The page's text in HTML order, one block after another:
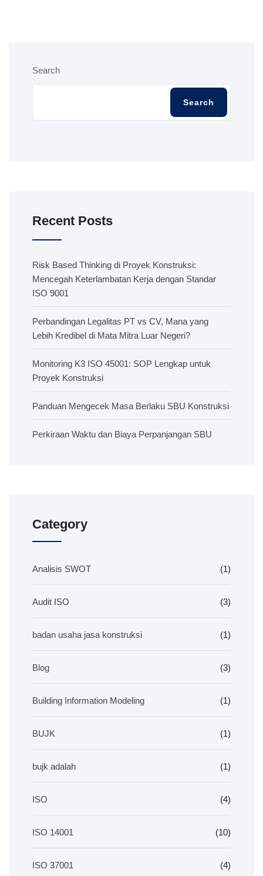
Search
Search
Recent Posts
Risk Based Thinking di Proyek Konstruksi:
Mencegah Keterlambatan Kerja dengan Standar
ISO 9001
Perbandingan Legalitas PT vs CV, Mana yang
Lebih Kredibel di Mata Mitra Luar Negeri?
Monitoring K3 ISO 45001: SOP Lengkap untuk
Proyek Konstruksi
Panduan Mengecek Masa Berlaku SBU Konstruksi
Perkiraan Waktu dan Biaya Perpanjangan SBU
Category
Analisis SWOT (1)
Audit ISO (3)
badan usaha jasa konstruksi (1)
Blog (3)
Building Information Modeling (1)
BUJK (1)
bujk adalah (1)
ISO (4)
ISO 14001 (10)
ISO 37001 (4)